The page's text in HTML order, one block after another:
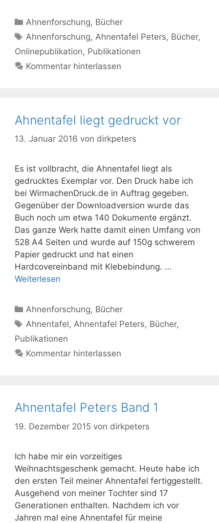
Kategorien
Ahnenforschung, Bücher
Schlagwörter
Ahnenforschung, Ahnentafel Peters, Bücher,
Onlinepublikation, Publikationen
Kommentar hinterlassen
Ahnentafel liegt gedruckt vor
13. Januar 2016 von dirkpeters
Es ist vollbracht, die Ahnentafel liegt als
gedrucktes Exemplar vor. Den Druck habe ich
bei WirmachenDruck.de in Auftrag gegeben.
Gegenüber der Downloadversion wurde das
Buch noch um etwa 140 Dokumente ergänzt.
Das ganze Werk hatte damit einen Umfang von
528 A4 Seiten und wurde auf 150g schwerem
Papier gedruckt und hat einen
Hardcovereinband mit Klebebindung. …
Weiterlesen
Kategorien
Ahnenforschung, Bücher
Schlagwörter
Ahnentafel,Ahnentafel Peters, Bücher,
Publikationen
Kommentar hinterlassen
Ahnentafel Peters Band 1
19. Dezember 2015 von dirkpeters
Ich habe mir ein vorzeitiges
Weihnachtsgeschenk gemacht. Heute habe ich
den ersten Teil meiner Ahnentafel fertiggestellt.
Ausgehend von meiner Tochter sind 17
Generationen enthalten. Nachdem ich vor
Jahren mal eine Ahnentafel für meine